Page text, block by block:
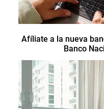
Afíliate a la nueva
Banco